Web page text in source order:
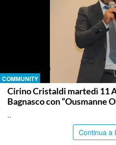
COMMUNITY
Cirino Cristaldi martedì 11
Bagnasco con “Ousmanne
..
Continua a